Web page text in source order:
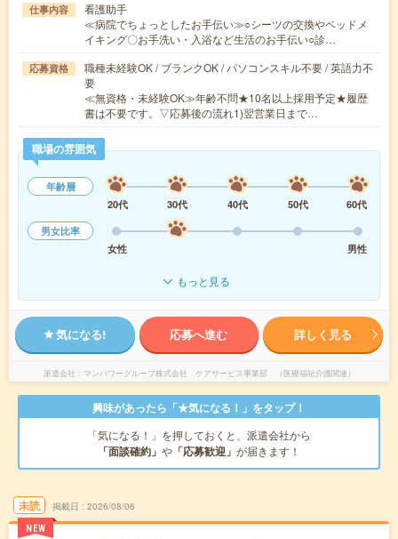
仕事内容
看護助手
≪病院でちょっとしたお手伝い≫○シーツの交換やベッドメ
イキング〇お手洗い・入浴など生活のお手伝い○診…
応募資格
職種未経験OK / ブランクOK / パソコンスキル不要 / 英語力不
要
≪無資格・未経験OK≫年齢不問★10名以上採用予定★履歴
書は不要です。▽応募後の流れ1)翌営業日まで…
職場の雰囲気
年齢層
20代
30代 40代 50代
60代
男女比率
女性
男性
もっと見る
気になる! 応募へ進む 詳しく見る
派遣会社 マンパワーグループ株式会社 ケアサービス事業部 （医療福祉介護関連）
興味があったら「★気になる！」をタップ！
「気になる！」を押しておくと、派遣会社から
「面談確約」 や 「応募歓迎」 が届きます！
未読
NEW
掲載日 2026/08/06